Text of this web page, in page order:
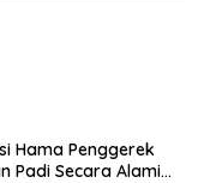
Hama Penggerek
Padi Secara Alami